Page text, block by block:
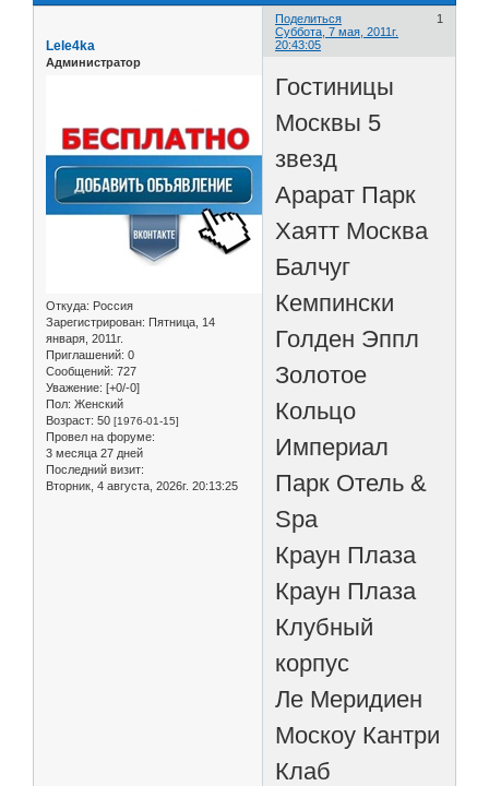
Поделиться
1
Суббота, 7 мая, 2011г.
20:43:05
Lele4ka
Администратор
Откуда: Россия
Зарегистрирован: Пятница, 14
января, 2011г.
Приглашений: 0
Сообщений: 727
Уважение: [+0/-0]
Пол: Женский
Возраст: 50 [1976-01-15]
Провел на форуме:
3 месяца 27 дней
Последний визит:
Вторник, 4 августа, 2026г. 20:13:25
Гостиницы
Москвы 5
звезд
Арарат Парк
Хаятт Москва
Балчуг
Кемпински
Голден Эппл
Золотое
Кольцо
Империал
Парк Отель &
Spa
Краун Плаза
Краун Плаза
Клубный
корпус
Ле Меридиен
Москоу Кантри
Клаб